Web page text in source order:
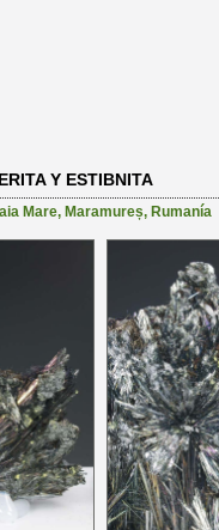
Y ESTIBNITA
Mare, Maramureș, Rumanía